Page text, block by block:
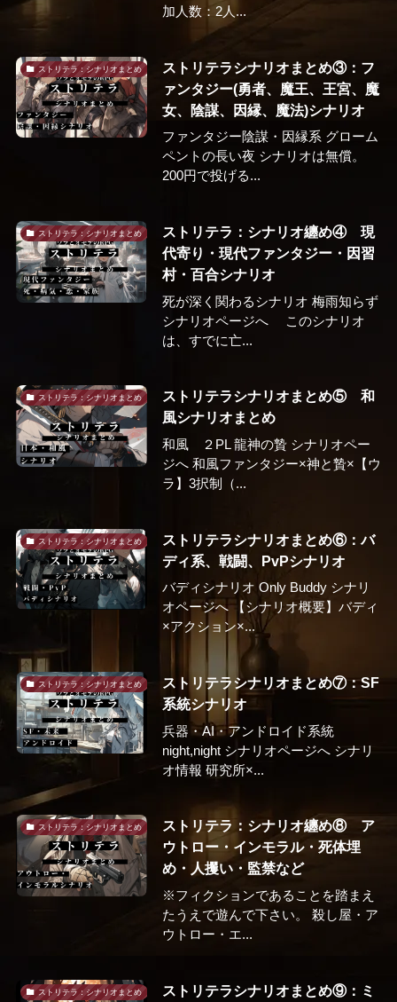
加人数：2人...
ストリテラ：シナリオまとめ
ストリテラシナリオまとめ③：フ
ァンタジー(勇者、魔王、王宮、魔
女、陰謀、因縁、魔法)シナリオ
ファンタジー陰謀・因縁系 グローム
ペントの長い夜 シナリオは無償。
200円で投げる...
ストリテラ：シナリオまとめ
ストリテラ：シナリオ纏め④ 現
代寄り・現代ファンタジー・因習
村・百合シナリオ
死が深く関わるシナリオ 梅雨知らず
シナリオページへ このシナリオ
は、すでに亡...
ストリテラ：シナリオまとめ
ストリテラシナリオまとめ⑤ 和
風シナリオまとめ
和風 ２PL 龍神の贄 シナリオペー
ジへ 和風ファンタジー×神と贄×【ウ
ラ】3択制（...
ストリテラ：シナリオまとめ
ストリテラシナリオまとめ⑥：バ
ディ系、戦闘、PvPシナリオ
バディシナリオ Only Buddy シナリ
オページへ 【シナリオ概要】バディ
×アクション×...
ストリテラ：シナリオまとめ
ストリテラシナリオまとめ⑦：SF
系統シナリオ
兵器・AI・アンドロイド系統
night,night シナリオページへ シナリ
オ情報 研究所×...
ストリテラ：シナリオまとめ
ストリテラ：シナリオ纏め⑧ ア
ウトロー・インモラル・死体埋
め・人攫い・監禁など
※フィクションであることを踏まえ
たうえで遊んで下さい。 殺し屋・ア
ウトロー・エ...
ストリテラ：シナリオまとめ
ストリテラシナリオまとめ⑨：ミ